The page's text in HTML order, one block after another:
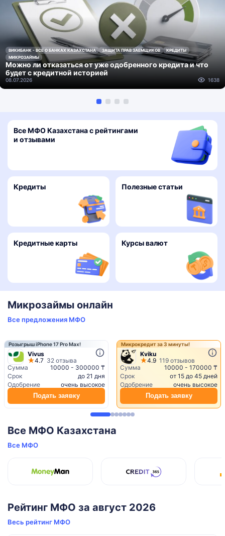
ВИКИБАНК - ВСЕ О БАНКАХ КАЗАХСТАНА ЗАЩИТА ПРАВ ЗАЕМЩИКОВ
КРЕДИТЫ
МИКРОЗАЙМЫ
Можно ли отказаться от уже одобренного кредита и что
будет с кредитной историей
08.07.2026 1638
Все МФО Казахстана с рейтингами
и отзывами
Кредиты Полезные статьи
Кредитные карты Курсы валют
Микрозаймы онлайн
Все предложения МФО
Розыгрыш iPhone 17 Pro Max!
Vivus
4.7 32 отзыва
Сумма
10000 - 300000 ₸
Срок
до 21 дня
Одобрение
очень высокое
Подать заявку
Микрокредит за 3 минуты!
Kviku
4.9 119 отзывов
Сумма
10000 - 170000 ₸
Срок
от 15 до 45 дней
Одобрение
очень высокое
Подать заявку
Все МФО Казахстана
Все МФО
Рейтинг МФО за август 2026
Весь рейтинг МФО